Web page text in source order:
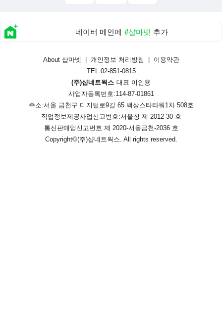
네이버 메인에 #샵마넷 추가
About 샵마넷 | 개인정보 처리방침 | 이용약관
TEL:02-851-0815
(주)샵네트웍스 대표 이인용
사업자등록번호:114-87-01861
주소:서울 금천구 디지털로9길 65 백상스타타워1차 508호
직업정보제공사업신고번호:서울청 제 2012-30 호
통신판매업신고번호:제 2020-서울금천-2036 호
Copyright©(주)샵네트웍스 . All rights reserved.